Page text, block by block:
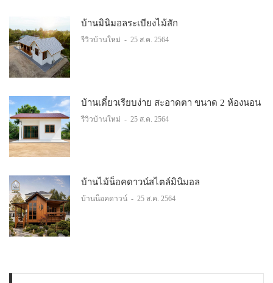
บ้านมินิมอลระเบียงไม้สัก
รีวิวบ้านใหม่ - 25 ส.ค. 2564
บ้านเดี๋ยวเรียบง่าย สะอาดตา ขนาด 2 ห้องนอน
รีวิวบ้านใหม่ - 25 ส.ค. 2564
บ้านไม้น็อคดาวน์สไตล์มินิมอล
บ้านน็อคดาวน์ - 25 ส.ค. 2564